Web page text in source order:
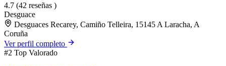
4.7 (42 reseñas )
Desguace
Desguaces Recarey, Camiño Telleira, 15145 A Laracha, A
Coruña
Ver perfil completo
#2 Top Valorado